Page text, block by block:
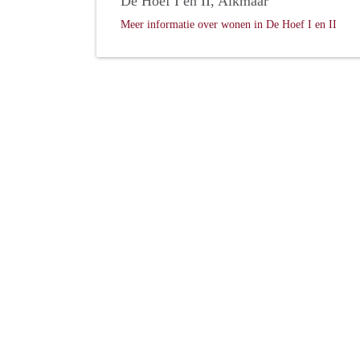
Meer informatie over wonen in De Hoef I en II